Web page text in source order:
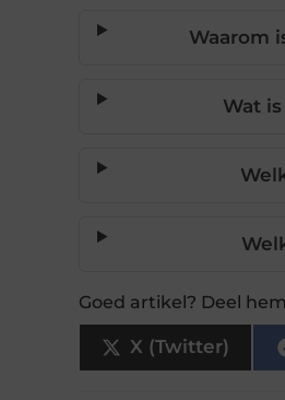
Waarom
Wat
Goed artikel? Deel
X (Twitter)